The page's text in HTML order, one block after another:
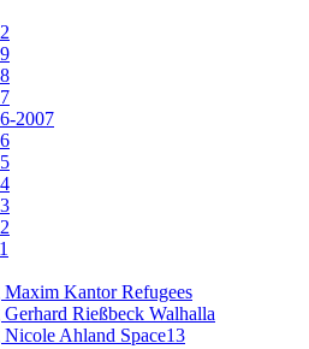
2007
Kantor Refugees
Rießbeck Walhalla
Ahland Space13